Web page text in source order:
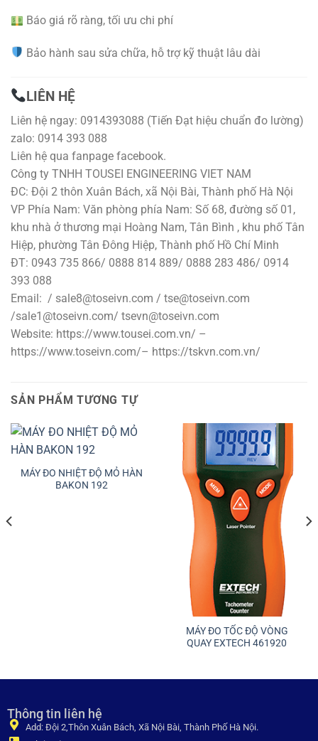
Báo giá rõ ràng, tối ưu chi phí
Bảo hành sau sửa chữa, hỗ trợ kỹ thuật lâu dài
LIÊN HỆ
Liên hệ ngay: 0914393088 (Tiến Đạt hiệu chuẩn đo lường)
zalo: 0914 393 088
Liên hệ qua fanpage facebook.
Công ty TNHH TOUSEI ENGINEERING VIET NAM
ĐC: Đội 2 thôn Xuân Bách, xã Nội Bài, Thành phố Hà Nội
VP Phía Nam: Văn phòng phía Nam: Số 68, đường số 01,
khu nhà ở thương mại Hoàng Nam, Tân Bình , khu phố Tân
Hiệp, phường Tân Đông Hiệp, Thành phố Hồ Chí Minh
ĐT: 0943 735 866/ 0888 814 889/ 0888 283 486/ 0914
393 088
Email: / sale8@toseivn.com / tse@toseivn.com
/sale1@toseivn.com/ tsevn@toseivn.com
Website: https://www.tousei.com.vn/ –
https://www.toseivn.com/– https://tskvn.com.vn/
SẢN PHẨM TƯƠNG TỰ
MÁY ĐO NHIỆT ĐỘ MỎ HÀN
BAKON 192
MÁY ĐO TỐC ĐỘ VÒNG
QUAY EXTECH 461920
Thông tin liên hệ
Add: Đội 2,Thôn Xuân Bách, Xã Nội Bài, Thành Phố Hà Nội.